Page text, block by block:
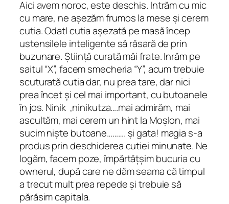
Aici avem noroc, este deschis. Intrăm cu mic
cu mare, ne așezăm frumos la mese și cerem
cutia. Odatl cutia așezată pe masă încep
ustensilele inteligente să răsară de prin
buzunare. Știință curată măi frate. Inrăm pe
saitul “X”, facem smecheria “Y”, acum trebuie
scuturată cutia dar, nu prea tare, dar nici
prea încet și cel mai important, cu butoanele
în jos. Ninik ,ninikutza….mai admirăm, mai
ascultăm, mai cerem un hint la MoșIon, mai
sucim niște butoane………. și gata! magia s-a
produs prin deschiderea cutiei minunate. Ne
logăm, facem poze, împărtățșim bucuria cu
ownerul, după care ne dăm seama că timpul
a trecut mult prea repede și trebuie să
părăsim capitala.